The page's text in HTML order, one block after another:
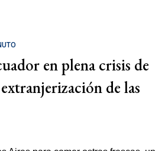
en plena crisis de
de las